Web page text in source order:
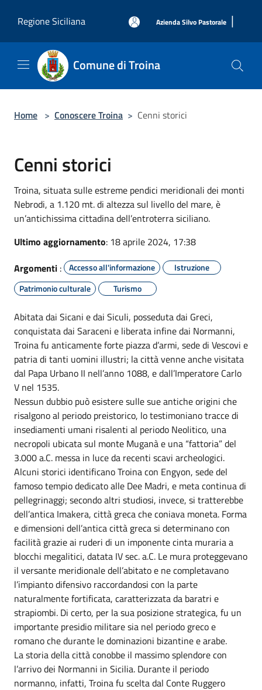
Regione Siciliana
Azienda Silvo Pastorale |
Comune di Troina
Home > Conoscere Troina > Cenni storici
Cenni storici
Troina, situata sulle estreme pendici meridionali dei monti
Nebrodi, a 1.120 mt. di altezza sul livello del mare, è
un’antichissima cittadina dell’entroterra siciliano.
Ultimo aggiornamento: 18 aprile 2024, 17:38
Argomenti : Accesso all'informazione
Istruzione
Patrimonio culturale
Turismo
Abitata dai Sicani e dai Siculi, posseduta dai Greci,
conquistata dai Saraceni e liberata infine dai Normanni,
Troina fu anticamente forte piazza d’armi, sede di Vescovi e
patria di tanti uomini illustri; la città venne anche visitata
dal Papa Urbano II nell’anno 1088, e dall’Imperatore Carlo
V nel 1535.
Nessun dubbio può esistere sulle sue antiche origini che
risalgono al periodo preistorico, lo testimoniano tracce di
insediamenti umani risalenti al periodo Neolitico, una
necropoli ubicata sul monte Muganà e una “fattoria” del
3.000 a.C. messa in luce da recenti scavi archeologici.
Alcuni storici identificano Troina con Engyon, sede del
famoso tempio dedicato alle Dee Madri, e meta continua di
pellegrinaggi; secondo altri studiosi, invece, si tratterebbe
dell’antica Imakera, città greca che coniava moneta. Forma
e dimensioni dell’antica città greca si determinano con
facilità grazie ai ruderi di un imponente cinta muraria a
blocchi megalitici, datata IV sec. a.C. Le mura proteggevano
il versante meridionale dell’abitato e ne completavano
l’impianto difensivo raccordandosi con la parte
naturalmente fortificata, caratterizzata da baratri e
strapiombi. Di certo, per la sua posizione strategica, fu un
importante presidio militare sia nel periodo greco e
romano che durante le dominazioni bizantine e arabe.
La storia della città conobbe il massimo splendore con
l’arrivo dei Normanni in Sicilia. Durante il periodo
normanno, infatti, Troina fu scelta dal Conte Ruggero